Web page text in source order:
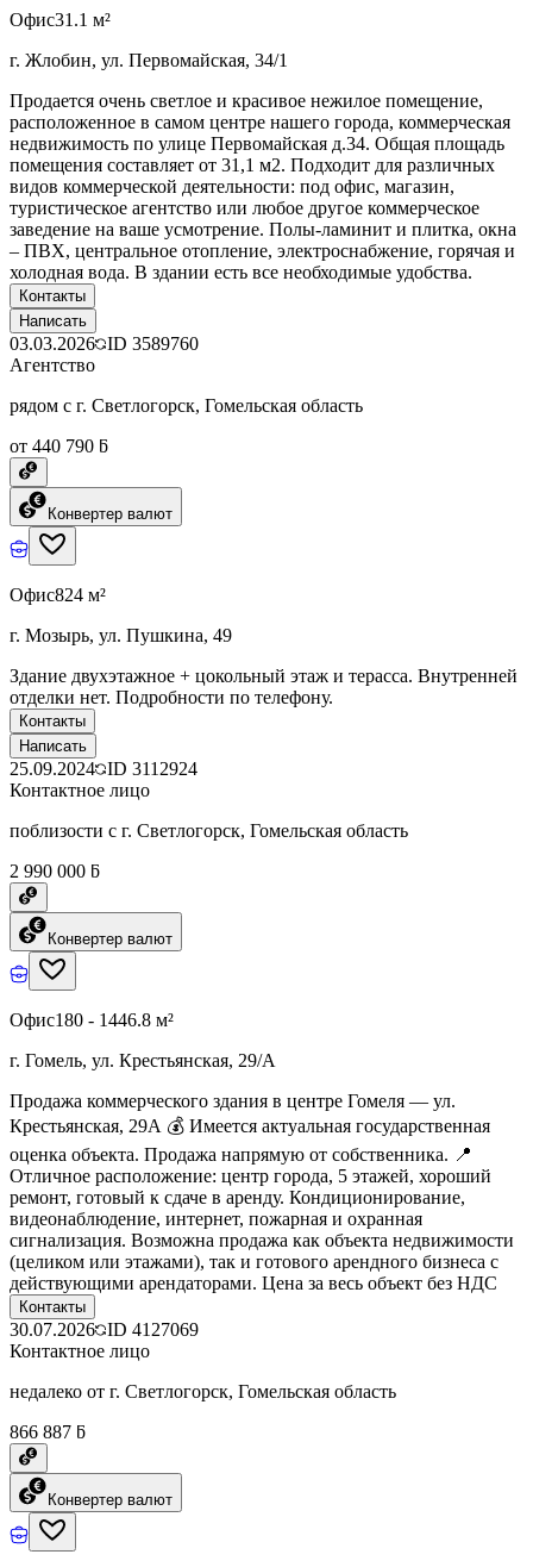
Офис31.1 м²
г. Жлобин, ул. Первомайская, 34/1
Продается очень светлое и красивое нежилое помещение,
расположенное в самом центре нашего города, коммерческая
недвижимость по улице Первомайская д.34. Общая площадь
помещения составляет от 31,1 м2. Подходит для различных
видов коммерческой деятельности: под офис, магазин,
туристическое агентство или любое другое коммерческое
заведение на ваше усмотрение. Полы-ламинит и плитка, окна
– ПВХ, центральное отопление, электроснабжение, горячая и
холодная вода. В здании есть все необходимые удобства.
Контакты
Написать
03.03.2026 ID 3589760
Агентство
рядом с г. Светлогорск, Гомельская область
от 440 790 ƃ
Конвертер валют
Офис824 м²
г. Мозырь, ул. Пушкина, 49
Здание двухэтажное + цокольный этаж и терасса. Внутренней
отделки нет. Подробности по телефону.
Контакты
Написать
25.09.2024 ID 3112924
Контактное лицо
поблизости с г. Светлогорск, Гомельская область
2 990 000 ƃ
Конвертер валют
Офис180 - 1446.8 м²
г. Гомель, ул. Крестьянская, 29/А
Продажа коммерческого здания в центре Гомеля — ул.
Крестьянская, 29А 💰 Имеется актуальная государственная
оценка объекта. Продажа напрямую от собственника. 📍
Отличное расположение: центр города, 5 этажей, хороший
ремонт, готовый к сдаче в аренду. Кондиционирование,
видеонаблюдение, интернет, пожарная и охранная
сигнализация. Возможна продажа как объекта недвижимости
(целиком или этажами), так и готового арендного бизнеса с
действующими арендаторами. Цена за весь объект без НДС
Контакты
30.07.2026 ID 4127069
Контактное лицо
недалеко от г. Светлогорск, Гомельская область
866 887 ƃ
Конвертер валют